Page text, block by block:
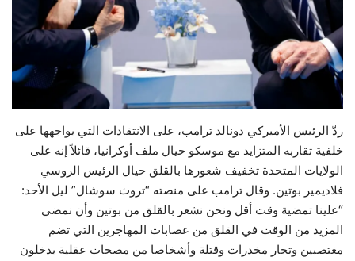
حياة
ردّ الرئيس الأميركي دونالد ترامب، على الانتقادات التي يواجهها على
خلفية تقاربه المتزايد مع موسكو حيال ملف أوكرانيا، قائلاً إنه على
الولايات المتحدة تخفيف شعورها بالقلق حيال الرئيس الروسي
فلاديمير بوتين. وقال ترامب على منصته “تروث سوشال” ليل الأحد:
“علينا تمضية وقت أقل ونحن نشعر بالقلق من بوتين وأن نمضي
المزيد من الوقت في القلق من عصابات المهاجرين التي تضم
مغتصبين وتجار مخدرات وقتلة وأشخاصا من مصحات عقلية يدخلون